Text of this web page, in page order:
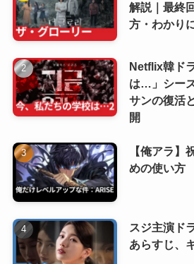
解説｜最終
方・わかり
Netflix韓ド
は…」シー
サンの復活
開
【俺アラ】
めの使い方
スジ主演ド
あらすじ、